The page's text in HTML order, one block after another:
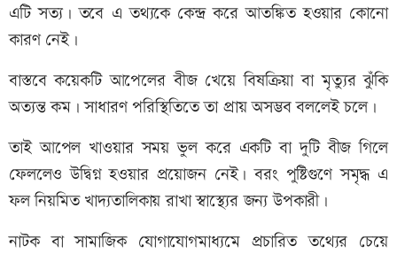
এটি সত্য। তবে এ তথ্যকে কেন্দ্র করে আতঙ্কিত হওয়ার কোনো
কারণ নেই।
বাস্তবে কয়েকটি আপেলের বীজ খেয়ে বিষক্রিয়া বা মৃত্যুর ঝুঁকি
অত্যন্ত কম। সাধারণ পরিস্থিতিতে তা প্রায় অসম্ভব বললেই চলে।
তাই আপেল খাওয়ার সময় ভুল করে একটি বা দুটি বীজ গিলে
ফেললেও উদ্বিগ্ন হওয়ার প্রয়োজন নেই। বরং পুষ্টিগুণে সমৃদ্ধ এ
ফল নিয়মিত খাদ্যতালিকায় রাখা স্বাস্থ্যের জন্য উপকারী।
নাটক বা সামাজিক যোগাযোগমাধ্যমে প্রচারিত তথ্যের চেয়ে